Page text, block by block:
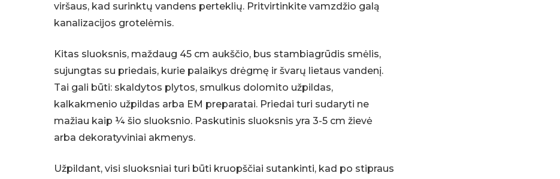
viršaus, kad surinktų vandens perteklių. Pritvirtinkite vamzdžio galą
kanalizacijos grotelėmis.
Kitas sluoksnis, maždaug 45 cm aukščio, bus stambiagrūdis smėlis,
sujungtas su priedais, kurie palaikys drėgmę ir švarų lietaus vandenį.
Tai gali būti: skaldytos plytos, smulkus dolomito užpildas,
kalkakmenio užpildas arba EM preparatai. Priedai turi sudaryti ne
mažiau kaip ¼ šio sluoksnio. Paskutinis sluoksnis yra 3-5 cm žievė
arba dekoratyviniai akmenys.
Užpildant, visi sluoksniai turi būti kruopščiai sutankinti, kad po stipraus